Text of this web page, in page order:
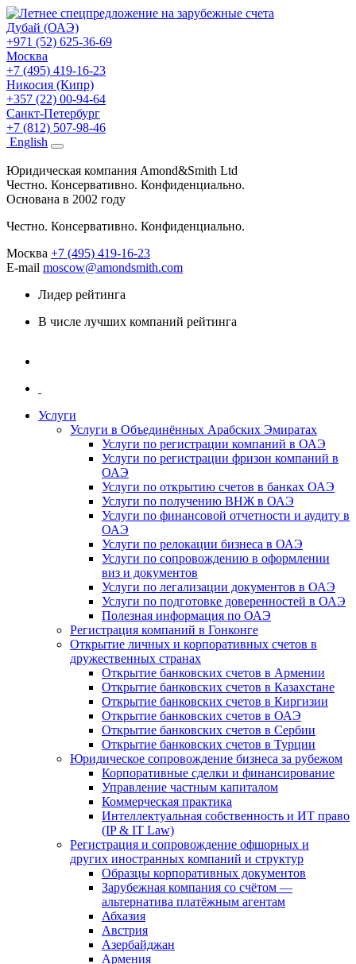
Дубай (ОАЭ)
+971 (52) 625-36-69
Москва
+7 (495) 419-16-23
Никосия (Кипр)
+357 (22) 00-94-64
Санкт-Петербург
+7 (812) 507-98-46
English
Юридическая компания Amond&Smith Ltd
Честно. Консервативно. Конфиденциально.
Основана в 2002 году
Честно. Консервативно. Конфиденциально.
Москва +7 (495) 419-16-23
E-mail moscow@amondsmith.com
Лидер рейтинга
В числе лучших компаний рейтинга
Услуги
Услуги в Объединённых Арабских Эмиратах
Услуги по регистрации компаний в ОАЭ
Услуги по регистрации фризон компаний в
ОАЭ
Услуги по открытию счетов в банках ОАЭ
Услуги по получению ВНЖ в ОАЭ
Услуги по финансовой отчетности и аудиту в
ОАЭ
Услуги по релокации бизнеса в ОАЭ
Услуги по сопровождению в оформлении
виз и документов
Услуги по легализации документов в ОАЭ
Услуги по подготовке доверенностей в ОАЭ
Полезная информация по ОАЭ
Регистрация компаний в Гонконге
Открытие личных и корпоративных счетов в
дружественных странах
Открытие банковских счетов в Армении
Открытие банковских счетов в Казахстане
Открытие банковских счетов в Киргизии
Открытие банковских счетов в ОАЭ
Открытие банковских счетов в Сербии
Открытие банковских счетов в Турции
Юридическое сопровождение бизнеса за рубежом
Корпоративные сделки и финансирование
Управление частным капиталом
Коммерческая практика
Интеллектуальная собственность и ИТ право
(IP & IT Law)
Регистрация и сопровождение офшорных и
других иностранных компаний и структур
Образцы корпоративных документов
Зарубежная компания со счётом —
альтернатива платёжным агентам
Абхазия
Австрия
Азербайджан
Армения